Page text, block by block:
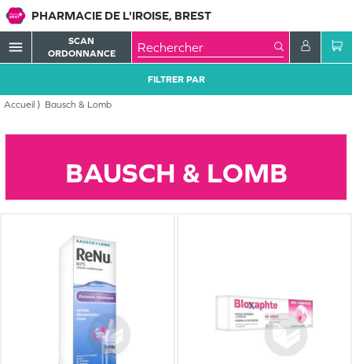
PHARMACIE DE L'IROISE, BREST
menu
SCAN
ORDONNANCE
Accueil Bausch & Lomb
FILTRER PAR
BAUSCH & LOMB